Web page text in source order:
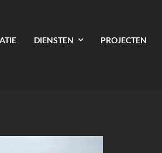
DIENSTEN PROJECTEN